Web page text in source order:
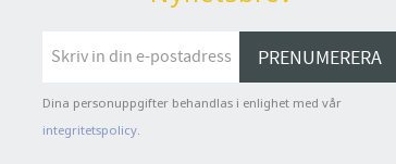
PRENUMERERA
Dina personuppgifter behandlas i enlighet med vår
integritetspolicy.